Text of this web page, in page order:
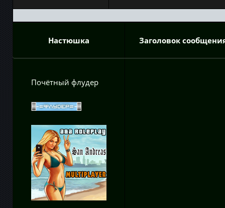
Настюшка Заголовок
Почётный флудер